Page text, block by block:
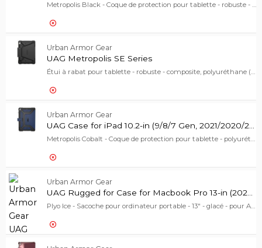
Metropolis Black - Coque de protection pour tablette - robuste - aluminium - noir - 10.5" - pour Microsoft Surface Go, Go 2
Urban Armor Gear
UAG Metropolis SE Series
Étui à rabat pour tablette - robuste - composite, polyuréthane (PU) - noir - pour Apple 11-inch iPad Air (M2, M3)
Urban Armor Gear
Metropolis Cobalt - Coque de protection pour tablette - polyuréthane, polyuréthanne thermoplastique (TPU) - cobalt - 10.2" - pour Apple 10.2-inch iPad (7ème génération, 8ème génération)
Urban Armor Gear
Plyo Ice - Sacoche pour ordinateur portable - 13" - glacé - pour Apple MacBook Pro 13.3" (Early 2020)